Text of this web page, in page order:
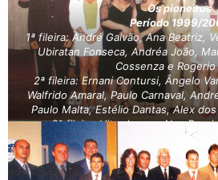
Os pioneiros
Período 1999/
1ª fileira: André Galvão, Ana Beatriz,
Ubiratan Fonseca, Andréa João,
Cossenza e
2ª fileira: Ernani Contursi, Ângelo
Walfrido Amaral, Paulo Carnaval,
Paulo Malta, Estélio Dantas, Alex
3ª fileira: Vitor Longo, Ney